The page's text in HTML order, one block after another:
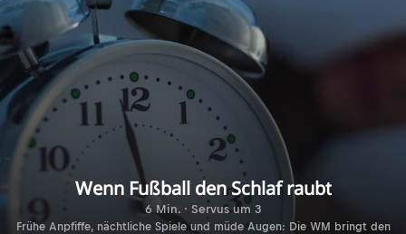
Wenn Fußball den Schlaf raubt
6 Min. · Servus um 3
Frühe Anpfiffe, nächtliche Spiele und müde Augen: Die WM bringt den